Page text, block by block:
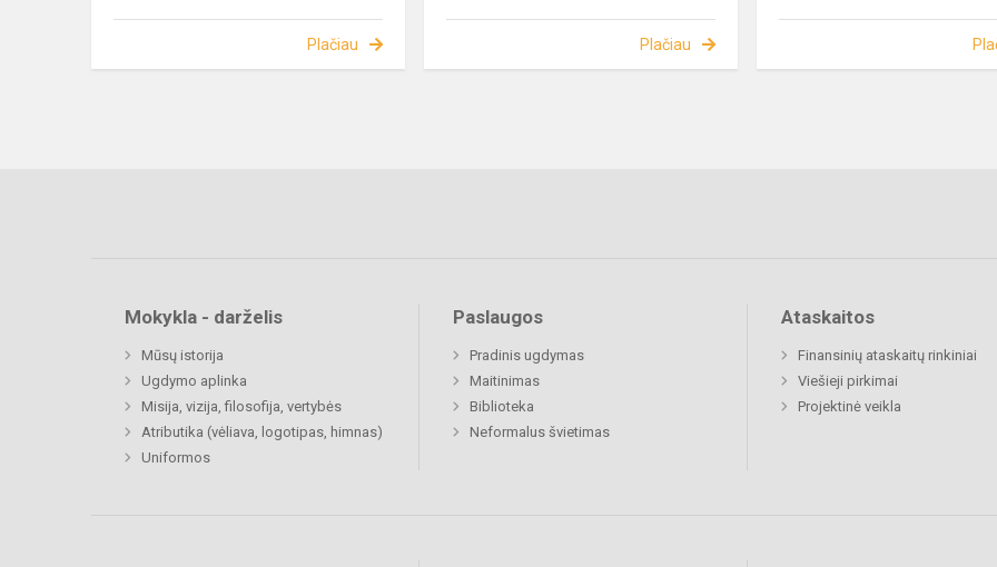
Plačiau Plačiau
Mokykla - darželis
Mūsų istorija
Ugdymo aplinka
Misija, vizija, filosofija, vertybės
Atributika (vėliava, logotipas, himnas)
Uniformos
Paslaugos
Pradinis ugdymas
Maitinimas
Biblioteka
Neformalus švietimas
Ataskaitos
Finansinių ataskaitų rinkiniai
Viešieji pirkimai
Projektinė veikla